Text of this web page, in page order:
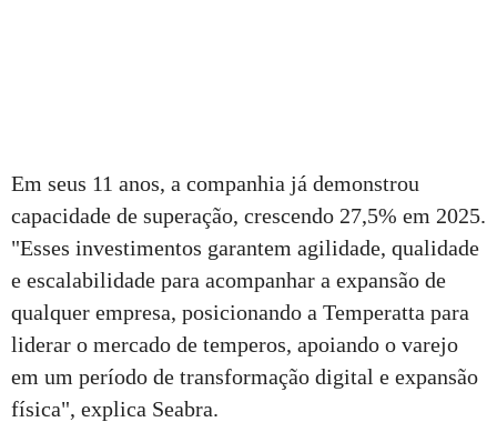
Em seus 11 anos, a companhia já demonstrou
capacidade de superação, crescendo 27,5% em 2025.
"Esses investimentos garantem agilidade, qualidade
e escalabilidade para acompanhar a expansão de
qualquer empresa, posicionando a Temperatta para
liderar o mercado de temperos, apoiando o varejo
em um período de transformação digital e expansão
física", explica Seabra.